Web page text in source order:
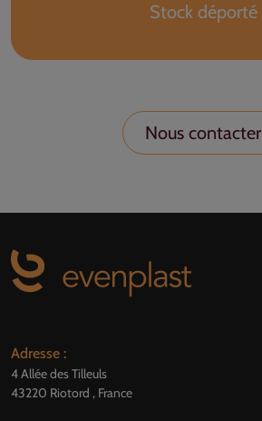
Stock déporté
Nous contacter
Adresse :
4 Allée des Tilleuls
43220 Riotord , France